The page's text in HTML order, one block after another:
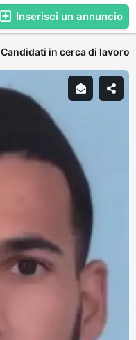
Inserisci un annuncio
Candidati in cerca di lavoro